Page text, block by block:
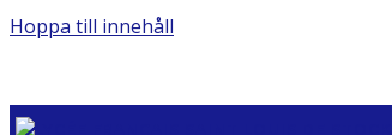
Hoppa till innehåll